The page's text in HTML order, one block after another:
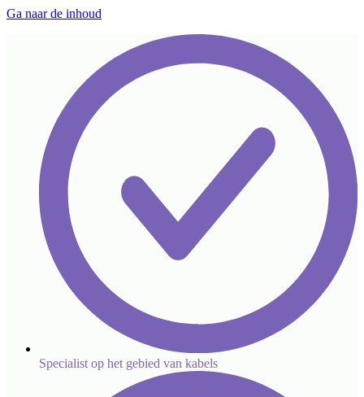
Ga naar de inhoud
Specialist op het gebied van kabels